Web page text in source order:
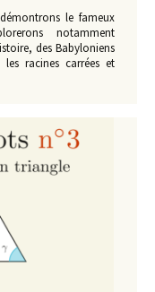
le fameux
notamment
des Babyloniens
racines carrées et